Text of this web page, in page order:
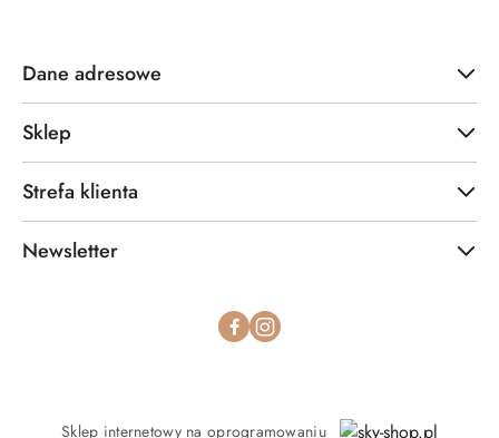
Dane adresowe
Sklep
Strefa klienta
Newsletter
Sklep internetowy na oprogramowaniu